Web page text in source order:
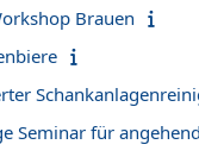
Brauen
Seminar für